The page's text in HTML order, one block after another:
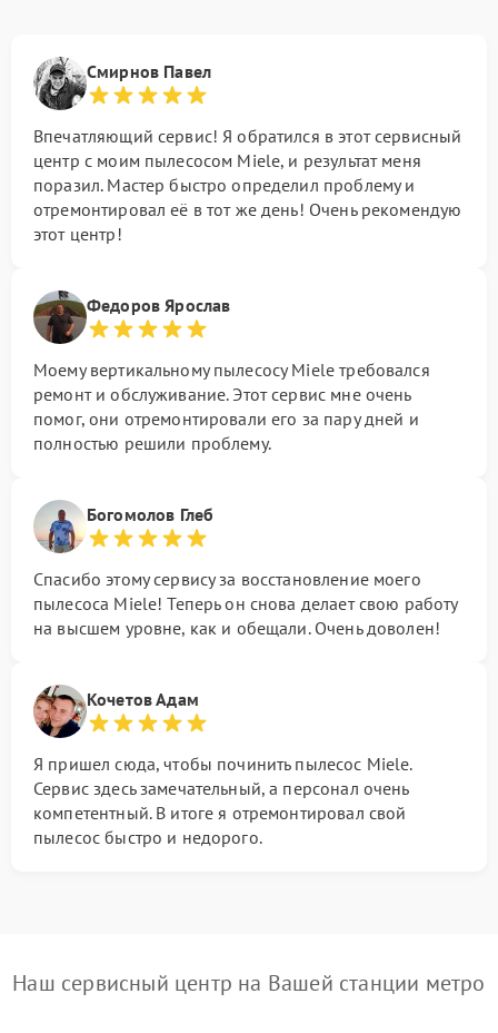
Смирнов Павел
Впечатляющий сервис! Я обратился в этот сервисный
центр с моим пылесосом Miele, и результат меня
поразил. Мастер быстро определил проблему и
отремонтировал её в тот же день! Очень рекомендую
этот центр!
Федоров Ярослав
Моему вертикальному пылесосу Miele требовался
ремонт и обслуживание. Этот сервис мне очень
помог, они отремонтировали его за пару дней и
полностью решили проблему.
Богомолов Глеб
Спасибо этому сервису за восстановление моего
пылесоса Miele! Теперь он снова делает свою работу
на высшем уровне, как и обещали. Очень доволен!
Кочетов Адам
Я пришел сюда, чтобы починить пылесос Miele.
Сервис здесь замечательный, а персонал очень
компетентный. В итоге я отремонтировал свой
пылесос быстро и недорого.
Наш сервисный центр на Вашей станции метро